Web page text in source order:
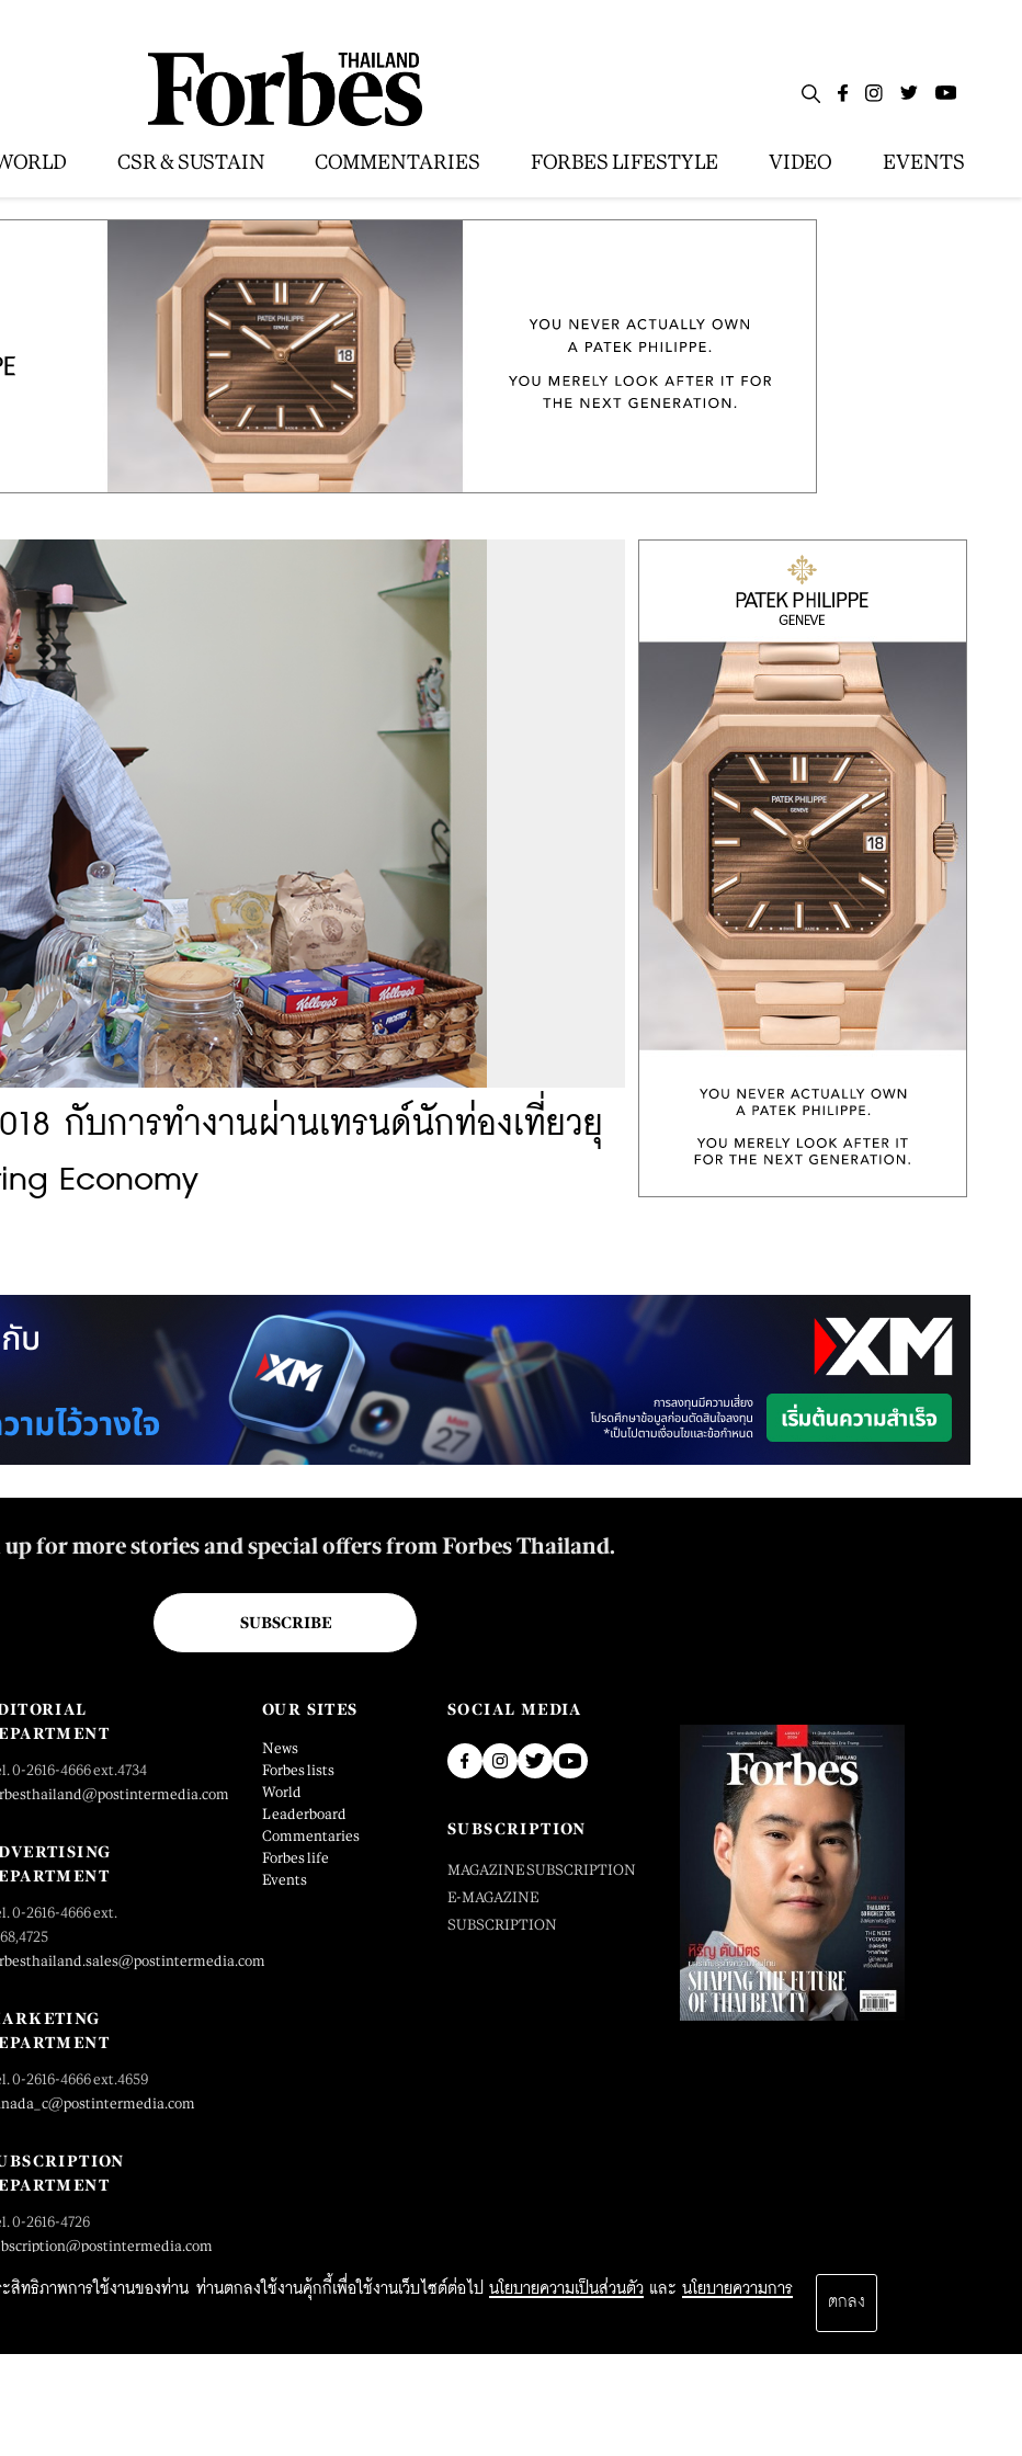
CSR & SUSTAIN COMMENTARIES FORBES LIFESTYLE VIDEO EVENTS
กับการทำงานผ่านเทรนด์นักท่องเที่ยวยุ
Economy
สิทธิภาพการใช้งานของท่าน ท่านตกลงใช้งานคุ้กกี้เพื่อใช้งานเว็บไซต์ต่อไป นโยบายความเป็นส่วนตัว และ นโยบายความการ
ตกลง
up for more stories and special offers from Forbes Thailand.
SUBSCRIBE
0-2616-4666 ext.4734
0-2616-4666 ext.
0-2616-4666 ext.4659
0-2616-4726
OUR SITES
News
Forbes lists
World
Leaderboard
Commentaries
Forbes life
Events
SOCIAL MEDIA
SUBSCRIPTION
MAGAZINE SUBSCRIPTION
E-MAGAZINE
SUBSCRIPTION